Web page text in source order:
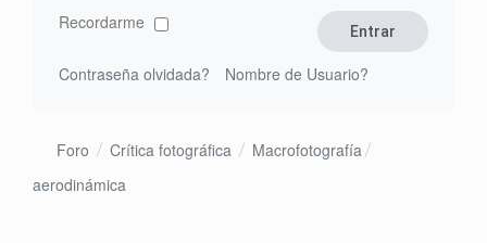
Recordarme
Contraseña olvidada? Nombre de Usuario?
Foro Crítica fotográfica
Macrofotografía
aerodinámica